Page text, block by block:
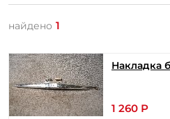
найдено 1
Накладка
1 260 Р